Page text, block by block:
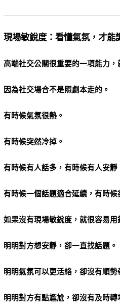
現場敏銳度：看懂氣氛，才能
高端社交公關很重要的一項能力，
因為社交場合不是照劇本走的。
有時候氣氛很熱。
有時候突然冷掉。
有時候有人話多，有時候有人安靜
有時候一個話題適合延續，有時候
如果沒有現場敏銳度，就很容易用
明明對方想安靜，卻一直找話題。
明明氣氛可以更活絡，卻沒有順勢
明明對方有點尷尬，卻沒有及時轉